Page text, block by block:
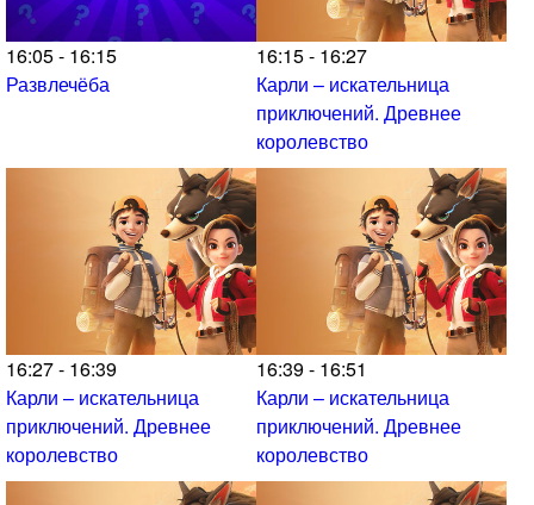
16:05 - 16:15
Развлечёба
16:15 - 16:27
Карли – искательница
приключений. Древнее
королевство
16:27 - 16:39
Карли – искательница
приключений. Древнее
королевство
16:39 - 16:51
Карли – искательница
приключений. Древнее
королевство